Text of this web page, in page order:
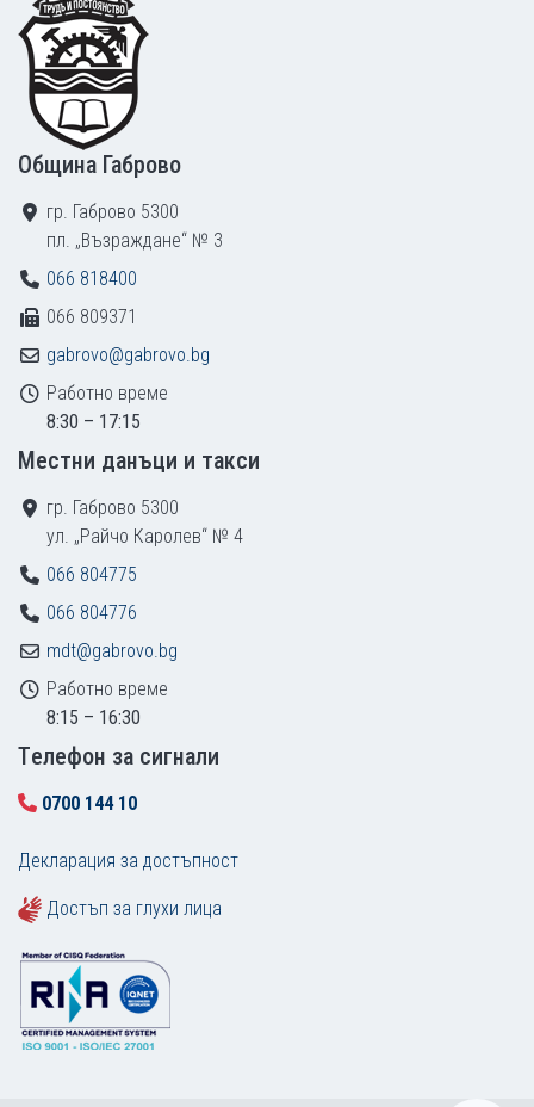
Община Габрово
гр. Габрово 5300
пл. „Възраждане“ № 3
066 818400
066 809371
gabrovo@gabrovo.bg
Работно време
8:30 – 17:15
Местни данъци и такси
гр. Габрово 5300
ул. „Райчо Каролев“ № 4
066 804775
066 804776
mdt@gabrovo.bg
Работно време
8:15 – 16:30
Tелефон за сигнали
0700 144 10
Декларация за достъпност
Достъп за глухи лица